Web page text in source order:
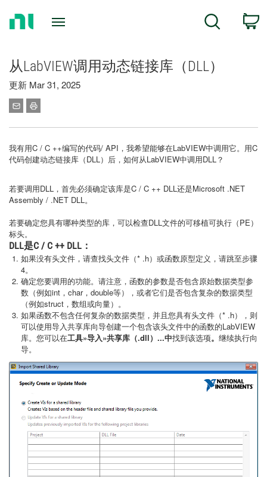
Search
从LabVIEW调用动态链接库（DLL）
更新 Mar 31, 2025
我有用C / C ++编写的代码/ API，我希望能够在LabVIEW中调用它。用C
代码创建动态链接库（DLL）后，如何从LabVIEW中调用DLL？
若要调用DLL，首先必须确定该库是C / C ++ DLL还是Microsoft .NET
Assembly / .NET DLL。
若要确定您具有哪种类型的库，可以检查DLL文件的可移植可执行（PE）
标头。
DLL是C / C ++ DLL：
如果没有头文件，请查找头文件（* .h）或函数原型定义，请跳至步骤
4。
确定您要调用的功能。请注意，函数的参数是否包含原始数据类型参
数（例如int，char，double等），或者它们是否包含复杂的数据类型
（例如struct，数组或向量）。
如果函数不包含任何复杂的数据类型，并且您具有头文件（* .h），则
可以使用导入共享库向导创建一个包含该头文件中的函数的LabVIEW
库。您可以在工具»导入»共享库（.dll）...中找到该选项。 继续执行向
导。